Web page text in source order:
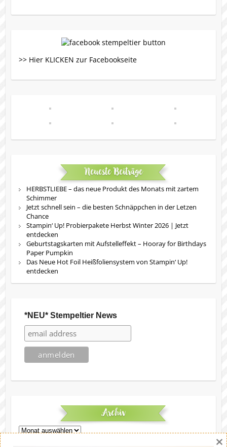
>> Hier KLICKEN zur Facebookseite
Neueste Beiträge
HERBSTLIEBE – das neue Produkt des Monats mit zartem
Schimmer
Jetzt schnell sein – die besten Schnäppchen in der Letzen
Chance
Stampin‘ Up! Probierpakete Herbst Winter 2026 | Jetzt
entdecken
Geburtstagskarten mit Aufstelleffekt – Hooray for Birthdays
Paper Pumpkin
Das Neue Hot Foil Heißfoliensystem von Stampin‘ Up!
entdecken
*NEU* Stempeltier News
Archiv
Archiv
×